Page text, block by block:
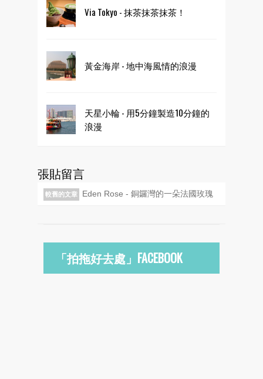
Via Tokyo - 抹茶抹茶抹茶！
黃金海岸 - 地中海風情的浪漫
天星小輪 - 用5分鐘製造10分鐘的
浪漫
張貼留言
較舊的文章 Eden Rose - 銅鑼灣的一朵法國玫瑰
「拍拖好去處」FACEBOOK